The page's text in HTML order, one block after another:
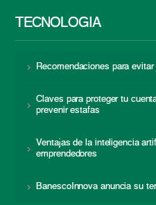
TECNOLOGÍA
Recomendaciones para
Claves para proteger tu
prevenir estafas
Ventajas de la inteligencia
emprendedores
BanescoInnova anuncia su